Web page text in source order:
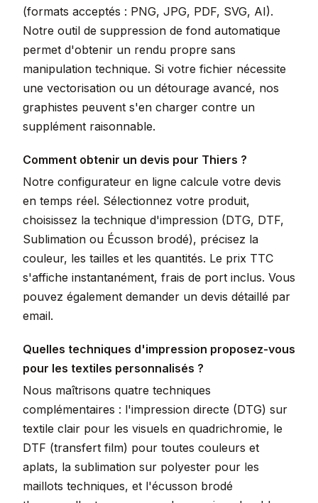
(formats acceptés : PNG, JPG, PDF, SVG, AI).
Notre outil de suppression de fond automatique
permet d'obtenir un rendu propre sans
manipulation technique. Si votre fichier nécessite
une vectorisation ou un détourage avancé, nos
graphistes peuvent s'en charger contre un
supplément raisonnable.
Comment obtenir un devis pour Thiers ?
Notre configurateur en ligne calcule votre devis
en temps réel. Sélectionnez votre produit,
choisissez la technique d'impression (DTG, DTF,
Sublimation ou Écusson brodé), précisez la
couleur, les tailles et les quantités. Le prix TTC
s'affiche instantanément, frais de port inclus. Vous
pouvez également demander un devis détaillé par
email.
Quelles techniques d'impression proposez-vous
pour les textiles personnalisés ?
Nous maîtrisons quatre techniques
complémentaires : l'impression directe (DTG) sur
textile clair pour les visuels en quadrichromie, le
DTF (transfert film) pour toutes couleurs et
aplats, la sublimation sur polyester pour les
maillots techniques, et l'écusson brodé